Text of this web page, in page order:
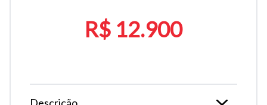
R$ 12.900